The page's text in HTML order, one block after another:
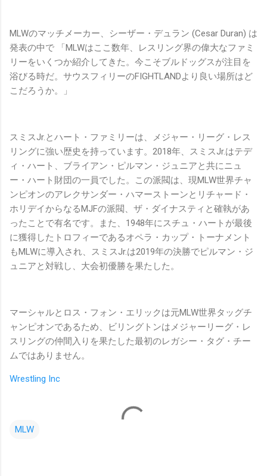
MLWのマッチメーカー、シーザー・デュラン (Cesar Duran) は
発表の中で 「MLWはここ数年、レスリング界の偉大なファミ
リーをいくつか紹介してきた。今こそブルドッグスが注目を
浴びる時だ。サウスフィリーのFIGHTLANDより良い場所はど
こだろうか。」
スミスJr.とハート・ファミリーは、メジャー・リーグ・レス
リングに強い歴史を持っています。2018年、スミスJr.はテデ
ィ・ハート、ブライアン・ピルマン・ジュニアと共にニュ
ー・ハート財団の一員でした。この派閥は、現MLW世界チャ
ンピオンのアレクサンダー・ハマーストーンとリチャード・
ホリデイからなるMJFの派閥、ザ・ダイナスティと確執があ
ったことで有名です。また、1948年にスチュ・ハートが最後
に獲得したトロフィーであるオペラ・カップ・トーナメント
もMLWに導入され、スミスJr.は2019年の決勝でピルマン・ジ
ュニアと対戦し、大会初優勝を果たした。
マーシャルとロス・フォン・エリックは元MLW世界タッグチ
ャンピオンであるため、ビリングトンはメジャーリーグ・レ
スリングの仲間入りを果たした最初のレガシー・タグ・チー
ムではありません。
Wrestling Inc
MLW